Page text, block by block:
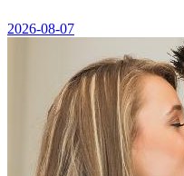
2026-08-07